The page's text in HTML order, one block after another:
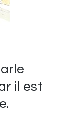
il est